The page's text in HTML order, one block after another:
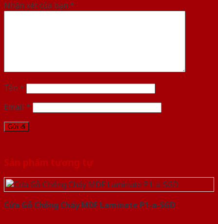
Nhận xét của bạn *
Tên *
Email *
Sản phẩm tương tự
Cửa Gỗ Chống Cháy MDF Laminate P1-a-SGD